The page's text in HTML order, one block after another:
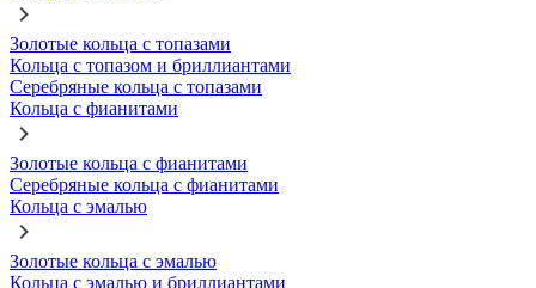
Золотые кольца с топазами
Кольца с топазом и бриллиантами
Серебряные кольца с топазами
Кольца с фианитами
Золотые кольца с фианитами
Серебряные кольца с фианитами
Кольца с эмалью
Золотые кольца с эмалью
Кольца с эмалью и бриллиантами